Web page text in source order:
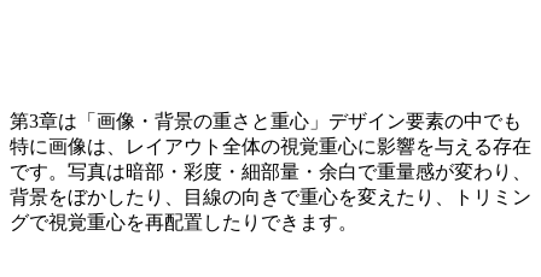
第3章は「画像・背景の重さと重心」デザイン要素の中でも
特に画像は、レイアウト全体の視覚重心に影響を与える存在
です。写真は暗部・彩度・細部量・余白で重量感が変わり、
背景をぼかしたり、目線の向きで重心を変えたり、トリミン
グで視覚重心を再配置したりできます。